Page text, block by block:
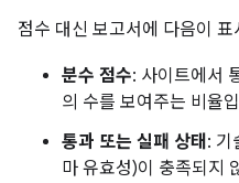
점수 대신 보고서에 다음이 표
분수 점수: 사이트에서
의 수를 보여주는 비율
통과 또는 실패 상태 : 기
마 유효성)이 충족되지